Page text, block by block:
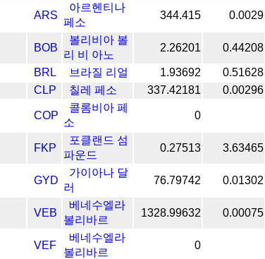
ARS
아르헨티나
페소
344.415 0.0029
BOB
볼리비아 볼
리 비 아노
2.26201 0.44208
BRL 브라질 리얼 1.93692
0.51628
CLP
칠레 페소 337.42181 0.00296
COP
콜롬비아 페
소
0
FKP
포클랜드 섬
파운드
0.27513 3.63465
GYD
가이아나 달
러
76.79742 0.01302
VEB
베네수엘라
볼리바르
1328.99632 0.00075
VEF
베네수엘라
볼리바르
0